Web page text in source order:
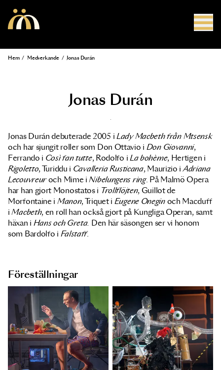
Länkstig
Hem / Medverkande / Jonas Durán
Jonas Durán
Jonas Durán debuterade 2005 i Lady Macbeth från Mtsensk
och har sjungit roller som Don Ottavio i Don Giovanni,
Ferrando i Così fan tutte, Rodolfo i La bohème, Hertigen i
Rigoletto, Turiddu i Cavalleria Rusticana, Maurizio iAdriana
Lecouvreuroch Mime iNibelungens ring. På Malmö Opera
har han gjort Monostatos i Trollflöjten, Guillot de
Morfontaine i Manon, Triquet i Eugene Oneginoch Macduff
iMacbeth, en roll han också gjort på Kungliga Operan, samt
häxan i Hans och Greta. Den här säsongen ser vi honom
som Bardolfo i Falstaff.
Föreställningar